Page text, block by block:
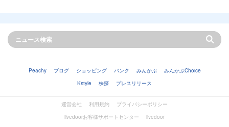
Peachy ブログ ショッピング バンク みんかぶ
みんかぶChoice
Kstyle
株探 プレスリリース
運営会社 利用規約
プライバシーポリシー
livedoorお客様サポートセンター
livedoor